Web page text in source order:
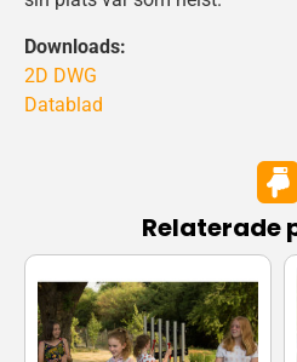
Downloads:
2D DWG
Datablad
Relaterade